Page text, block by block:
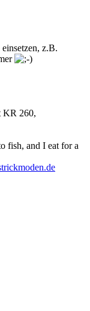
z.B.
KR 260,
fish, and I eat for a